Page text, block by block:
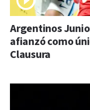
Argentinos
afianzó como
Clausura